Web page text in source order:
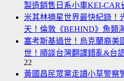
製造銷售日系小車KEI-CAR
米其林摘星世界最快紀錄！
天！倫敦《BEHIND》魚類
塞考斯基過世！烏克蘭裔美
世！順談台灣翻譯錯亂&台
22
黃國昌民眾黨走讀小草警察